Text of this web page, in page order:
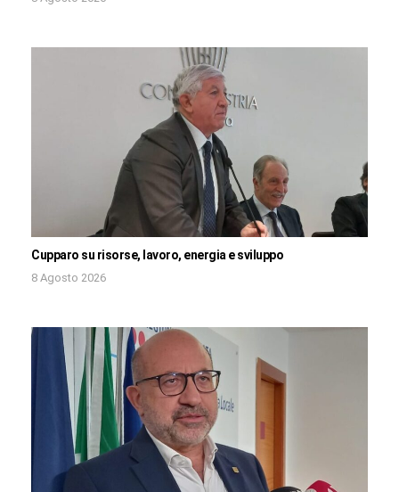
Cupparo su risorse, lavoro, energia e sviluppo
8 Agosto 2026